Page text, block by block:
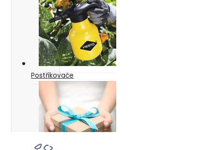
Postřikovače